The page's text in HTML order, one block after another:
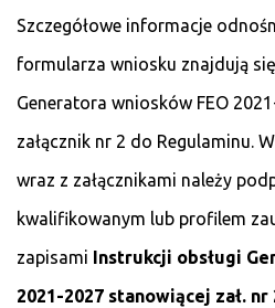
Szczegółowe informacje
formularza wniosku znajdują
Generatora wniosków FEO
załącznik nr 2 do Regulaminu.
wraz z załącznikami należy
kwalifikowanym lub profilem
zapisami Instrukcji obsługi
2021-2027 stanowiącej zał. nr